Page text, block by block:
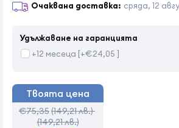
Очаквана доставка: сряда, 12
Удължаване на гаранцията
+12 месеца [+€24,05 ]
Твоята цена
€75,35(149,21 лв.)
(149,21 лв.)